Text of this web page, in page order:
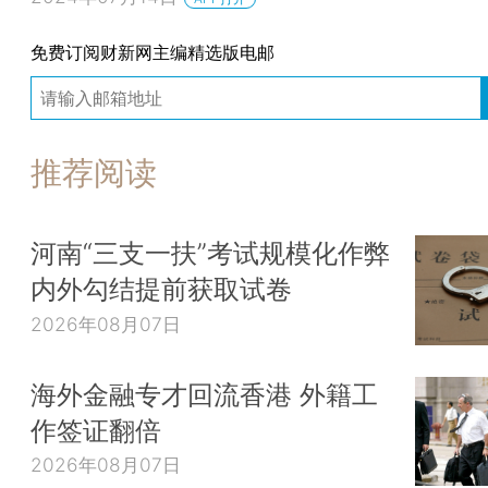
免费订阅财新网主编精选版电邮
推荐阅读
河南“三支一扶”考试规模化作弊
内外勾结提前获取试卷
2026年08月07日
海外金融专才回流香港 外籍工
作签证翻倍
2026年08月07日